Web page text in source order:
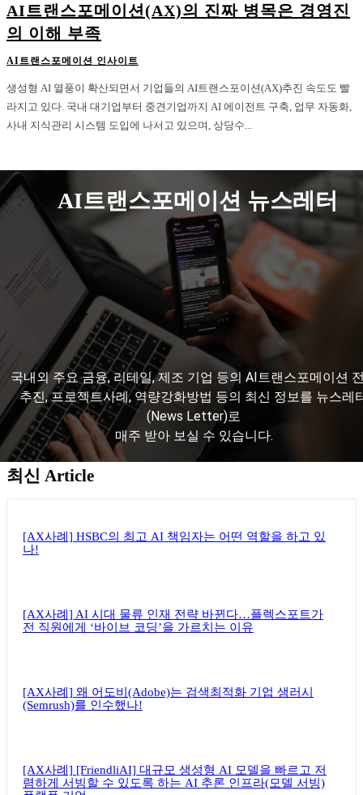
AI트랜스포메이션(AX)의 진짜 병목은 경영진
의 이해 부족
AI트랜스포메이션 인사이트
생성형 AI 열풍이 확산되면서 기업들의 AI트랜스포이션(AX)추진 속도도 빨
라지고 있다. 국내 대기업부터 중견기업까지 AI 에이전트 구축, 업무 자동화,
사내 지식관리 시스템 도입에 나서고 있으며, 상당수...
AI트랜스포메이션 뉴스레터
국내외 주요 금융, 리테일, 제조 기업 등의 AI트랜스포메이션
추진, 프로젝트사례, 역량강화방법 등의 최신 정보를 뉴스레
(News Letter)로
매주 받아 보실 수 있습니다.
최신 Article
[AX사례] HSBC의 최고 AI 책임자는 어떤 역할을 하고 있
나!
[AX사례] AI 시대 물류 인재 전략 바뀐다…플렉스포트가
전 직원에게 ‘바이브 코딩’을 가르치는 이유
[AX사례] 왜 어도비(Adobe)는 검색최적화 기업 샘러시
(Semrush)를 인수했나!
[AX사례] [FriendliAI] 대규모 생성형 AI 모델을 빠르고 저
렴하게 서빙할 수 있도록 하는 AI 추론 인프라(모델 서빙)